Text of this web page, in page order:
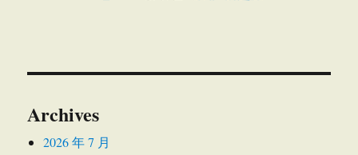
Archives
2026 年 7 月